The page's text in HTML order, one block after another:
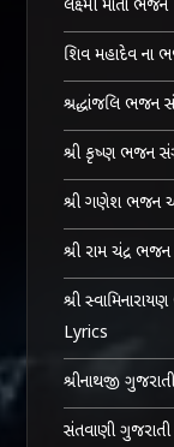
લક્ષ્મી માતા
શિવ મહાદેવ
શ્રદ્ધાંજલિ
શ્રી કૃષ્ણ ભજન
શ્રી ગણેશ ભજન
શ્રી રામ ચંદ્ર
શ્રી
Lyrics
શ્રીનાથજી
સંતવાણી